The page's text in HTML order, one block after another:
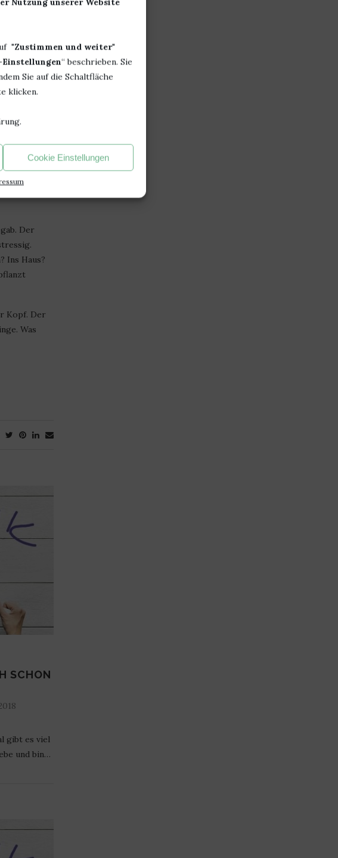
"Zustimmen und weiter"
Einstellungen“ beschrieben. Sie
Sie auf die Schaltfläche
klicken.
Cookie Einstellungen
nicht
bringen. Zu
mehr
keinen
Ihr
lesen.
Der
Ins Haus?
Kopf. Der
Was
SCHON
gibt es viel
und bin…